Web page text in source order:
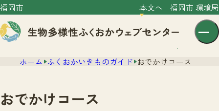
福岡市 本文へ 福岡市 環境局
ホーム ふくおかいきものガイド おでかけコース
おでかけコース